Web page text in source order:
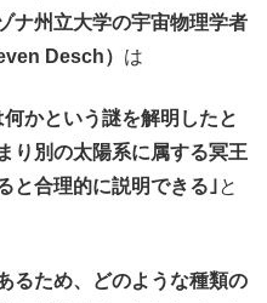
ナ州立大学の宇宙物理学者
Desch） は
かという謎を解明したと
り別の太陽系に属する冥王
と合理的に説明できる｣と
るため、どのような種類の